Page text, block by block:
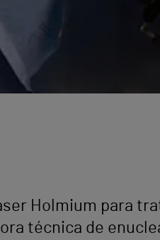
Holmium para
técnica de